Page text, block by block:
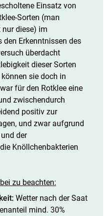
Einsatz von
Sorten (man
diese) im
Erkenntnissen des
überdacht
dieser Sorten
sie doch in
für den Rotklee eine
zwischendurch
positiv zur
und zwar aufgrund
der
Knöllchenbakterien
zu beachten:
Wetter nach der Saat
mind. 30%